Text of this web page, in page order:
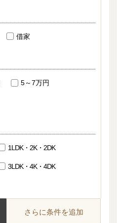
借家
5～7万円
1LDK・2K・2DK
3LDK・4K・4DK
さらに条件を追加